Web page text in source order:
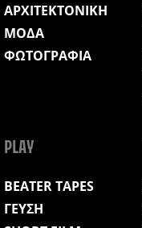
ΑΡΧΙΤΕΚΤΟΝΙΚΗ
ΜΟΔΑ
ΦΩΤΟΓΡΑΦΙΑ
PLAY
BEATER TAPES
ΓΕΥΣΗ